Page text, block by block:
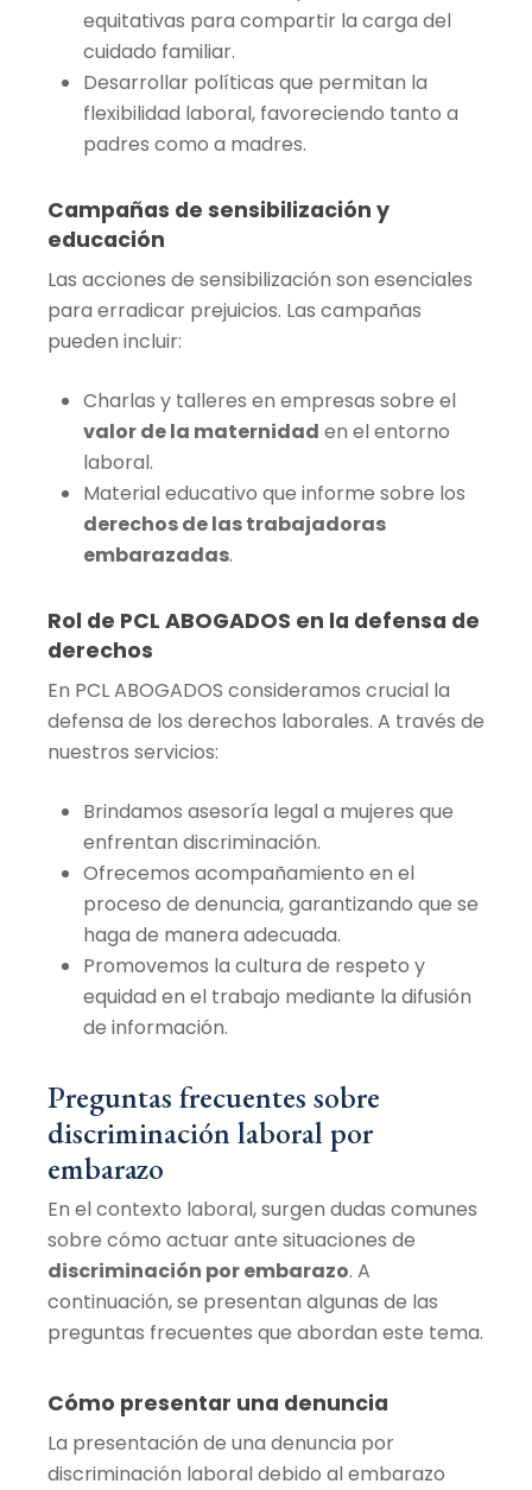
equitativas para compartir la carga del
cuidado familiar.
Desarrollar políticas que permitan la
flexibilidad laboral, favoreciendo tanto a
padres como a madres.
Campañas de sensibilización y
educación
Las acciones de sensibilización son esenciales
para erradicar prejuicios. Las campañas
pueden incluir:
Charlas y talleres en empresas sobre el
valor de la maternidad en el entorno
laboral.
Material educativo que informe sobre los
derechos de las trabajadoras
embarazadas.
Rol de PCL ABOGADOS en la defensa de
derechos
En PCL ABOGADOS consideramos crucial la
defensa de los derechos laborales. A través de
nuestros servicios:
Brindamos asesoría legal a mujeres que
enfrentan discriminación.
Ofrecemos acompañamiento en el
proceso de denuncia, garantizando que se
haga de manera adecuada.
Promovemos la cultura de respeto y
equidad en el trabajo mediante la difusión
de información.
Preguntas frecuentes sobre
discriminación laboral por
embarazo
En el contexto laboral, surgen dudas comunes
sobre cómo actuar ante situaciones de
discriminación por embarazo. A
continuación, se presentan algunas de las
preguntas frecuentes que abordan este tema.
Cómo presentar una denuncia
La presentación de una denuncia por
discriminación laboral debido al embarazo